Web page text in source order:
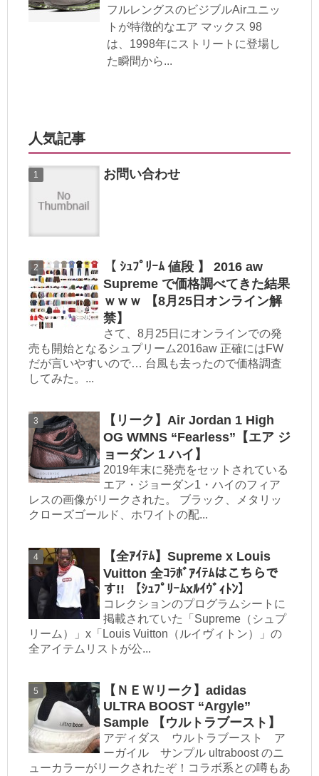
フルレングスのビジブルAirユニッ
トが特徴的なエア マックス 98
は、1998年にストリートに登場し
た瞬間から...
人気記事
お問い合わせ
【 ｼｭﾌﾟﾘｰﾑ 値段 】 2016 aw
Supreme で価格調べてきた結果
ｗｗｗ 【8月25日オンライン解
禁】
さて、8月25日にオンラインでの発
売も開始となるシュプリーム2016aw 正確にはFW
だが言いやすいので… 台風も去ったので価格調査
してみた。...
【リーク】Air Jordan 1 High
OG WMNS “Fearless”【エア ジ
ョーダン 1 ハイ】
2019年末に発売をセットされている
エア・ジョーダン1・ハイのフィア
レスの画像がリークされた。 ブラック、メタリッ
クローズゴールド、ホワイトの配...
【全ｱｲﾃﾑ】Supreme x Louis
Vuitton 全ｺﾗﾎﾞｱｲﾃﾑはこちらで
す!! 【ｼｭﾌﾟﾘｰﾑxﾙｲｳﾞｨﾄﾝ】
コレクションのプログラムシートに
掲載されていた「Supreme（シュプ
リーム）」x「Louis Vuitton（ルイヴィトン）」の
全アイテムリストが公...
【ＮＥＷリーク】adidas
ULTRA BOOST “Argyle”
Sample 【ウルトラブースト】
アディダス ウルトラブースト ア
ーガイル サンプル ultraboost のニ
ューカラーがリークされたぞ！コラボ系との噂もあ